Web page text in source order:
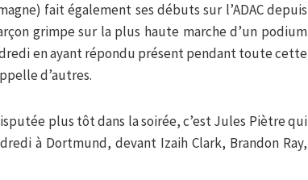
fait également ses débuts sur l’ADAC depuis
grimpe sur la plus haute marche d’un podium
en ayant répondu présent pendant toute cette
d’autres.
plus tôt dans la soirée, c’est Jules Piètre qui
à Dortmund, devant Izaih Clark, Brandon Ray,